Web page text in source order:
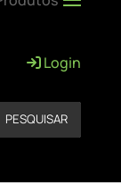
Login
PESQUISAR